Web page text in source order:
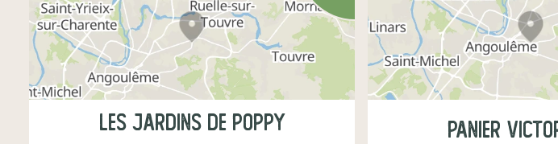
Les Jardins de Poppy Panier